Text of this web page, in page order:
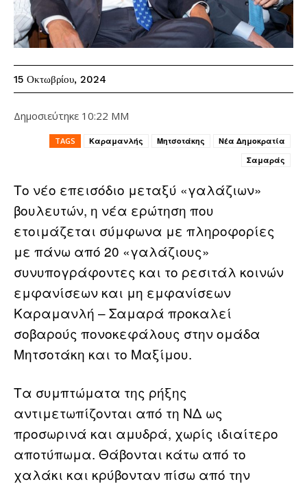
15 Οκτωβρίου, 2024
Δημοσιεύτηκε 10:22 ΜΜ
TAGS Καραμανλής Μητσοτάκης
Νέα Δημοκρατία
Σαμαράς
Το νέο επεισόδιο μεταξύ «γαλάζιων»
βουλευτών, η νέα ερώτηση που
ετοιμάζεται σύμφωνα με πληροφορίες
με πάνω από 20 «γαλάζιους»
συνυπογράφοντες και το ρεσιτάλ κοινών
εμφανίσεων και μη εμφανίσεων
Καραμανλή – Σαμαρά προκαλεί
σοβαρούς πονοκεφάλους στην ομάδα
Μητσοτάκη και το Μαξίμου.
Τα συμπτώματα της ρήξης
αντιμετωπίζονται από τη ΝΔ ως
προσωρινά και αμυδρά, χωρίς ιδιαίτερο
αποτύπωμα. Θάβονται κάτω από το
χαλάκι και κρύβονταν πίσω από την